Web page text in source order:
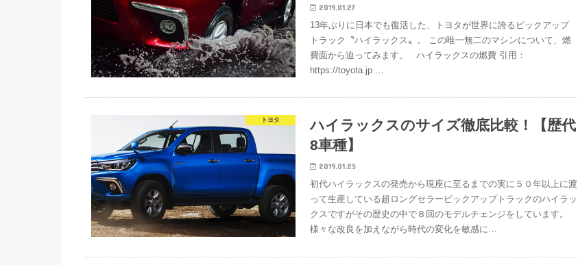
2019.01.27
13年ぶりに日本でも復活した、トヨタが世界に誇るピックアップ
トラック〝ハイラックス〟。 この唯一無二のマシンについて、燃
費面から迫ってみます。 ハイラックスの燃費 引用：
https://toyota.jp …
トヨタ
ハイラックスのサイズ徹底比較！【歴代
8車種】
2019.01.25
初代ハイラックスの発売から現座に至るまでの実に５０年以上に渡
って生産している超ロングセラーピックアップトラックのハイラッ
クスですがその歴史の中で８回のモデルチェンジをしています。
様々な改良を加えながら時代の変化を敏感に…